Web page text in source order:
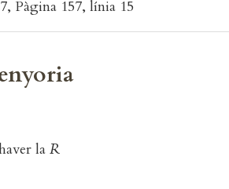
Pàgina 157, línia 15
la R